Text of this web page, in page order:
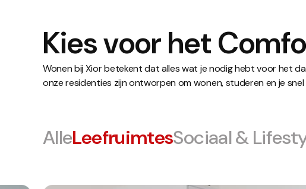
Kies voor het
Wonen bij Xior betekent dat alles wat je nodig hebt voor het
onze residenties zijn ontworpen om wonen, studeren en je
AlleLeefruimtesSociaal &